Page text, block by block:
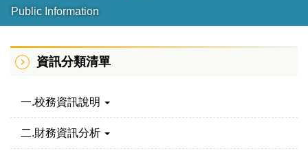
Public Information
資訊分類清單
一.校務資訊說明
二.財務資訊分析